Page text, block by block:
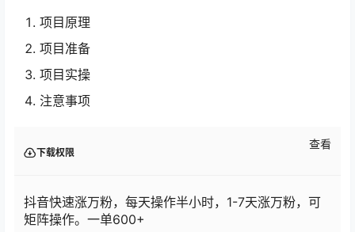
项目原理
项目准备
项目实操
注意事项
下载权限
查看
抖音快速涨万粉，每天操作半小时，1-7天涨万粉，可
矩阵操作。一单600+